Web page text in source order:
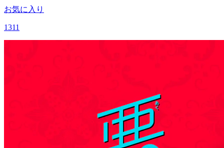
お気に入り
1311